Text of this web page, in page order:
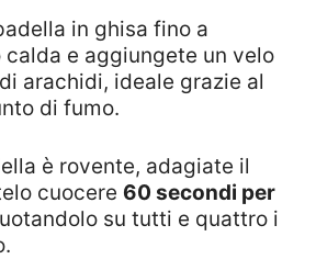
in ghisa fino a
e aggiungete un velo
arachidi, ideale grazie al
di fumo.
è rovente, adagiate il
cuocere 60 secondi per
su tutti e quattro i